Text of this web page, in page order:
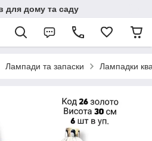
для дому та саду
Лампади та запаски Лампадки